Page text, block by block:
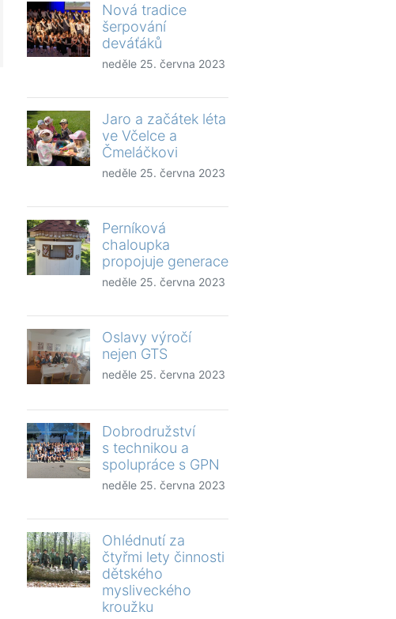
Nová tradice
šerpování
deváťáků
neděle 25. června 2023
Jaro a začátek léta
ve Včelce a
Čmeláčkovi
neděle 25. června 2023
Perníková
chaloupka
propojuje generace
neděle 25. června 2023
Oslavy výročí
nejen GTS
neděle 25. června 2023
Dobrodružství
s technikou a
spolupráce s GPN
neděle 25. června 2023
Ohlédnutí za
čtyřmi lety činnosti
dětského
mysliveckého
kroužku